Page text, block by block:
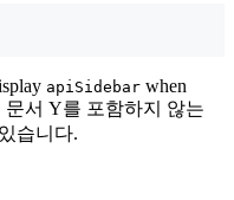
apiSidebar when
문서 Y를 포함하지 않는
습니다.